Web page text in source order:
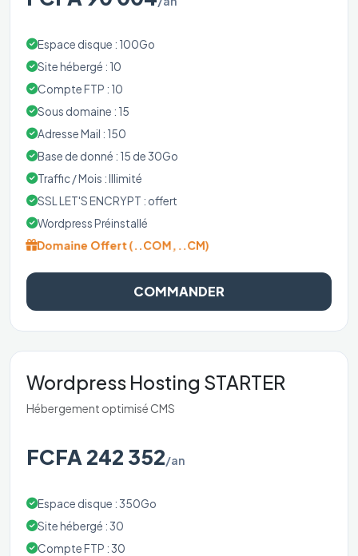
Espace disque : 100Go
Site hébergé : 10
Compte FTP : 10
Sous domaine : 15
Adresse Mail : 150
Base de donné : 15 de 30Go
Traffic / Mois : Illimité
SSL LET'S ENCRYPT : offert
Wordpress Préinstallé
Domaine Offert (..COM, ..CM)
COMMANDER
Wordpress Hosting STARTER
Hébergement optimisé CMS
FCFA 242 352/an
Espace disque : 350Go
Site hébergé : 30
Compte FTP : 30